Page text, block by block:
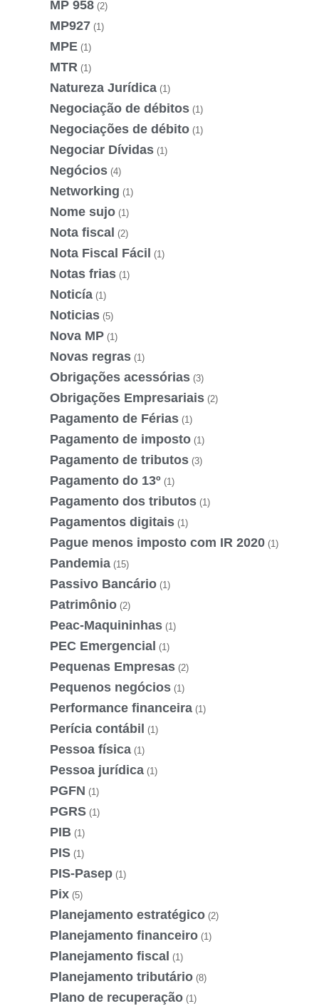
MP 958 (2)
MP927 (1)
MPE (1)
MTR (1)
Natureza Jurídica (1)
Negociação de débitos (1)
Negociações de débito (1)
Negociar Dívidas (1)
Negócios (4)
Networking (1)
Nome sujo (1)
Nota fiscal (2)
Nota Fiscal Fácil (1)
Notas frias (1)
Noticía (1)
Noticias (5)
Nova MP (1)
Novas regras (1)
Obrigações acessórias (3)
Obrigações Empresariais (2)
Pagamento de Férias (1)
Pagamento de imposto (1)
Pagamento de tributos (3)
Pagamento do 13º (1)
Pagamento dos tributos (1)
Pagamentos digitais (1)
Pague menos imposto com IR 2020 (1)
Pandemia (15)
Passivo Bancário (1)
Patrimônio (2)
Peac-Maquininhas (1)
PEC Emergencial (1)
Pequenas Empresas (2)
Pequenos negócios (1)
Performance financeira (1)
Perícia contábil (1)
Pessoa física (1)
Pessoa jurídica (1)
PGFN (1)
PGRS (1)
PIB (1)
PIS (1)
PIS-Pasep (1)
Pix (5)
Planejamento estratégico (2)
Planejamento financeiro (1)
Planejamento fiscal (1)
Planejamento tributário (8)
Plano de recuperação (1)